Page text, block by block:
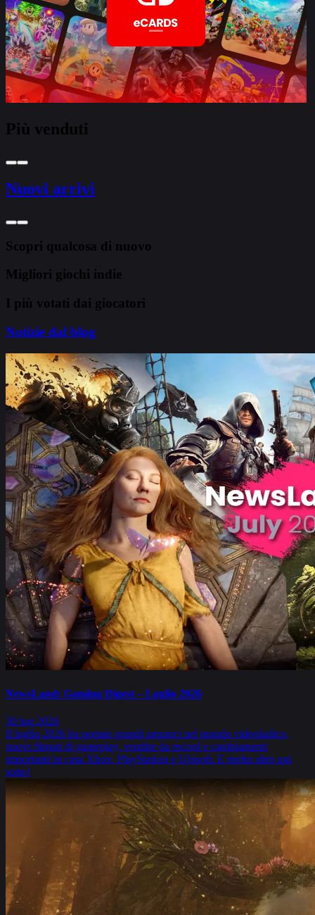
Più venduti
Nuovi arrivi
Scopri qualcosa di nuovo
Migliori giochi indie
I più votati dai giocatori
Notizie dal blog
NewsLand: Gaming Digest – Luglio 2026
30 lug 2026
Il luglio 2026 ha portato grandi annunci nel mondo videoludico,
nuovi filmati di gameplay, vendite da record e cambiamenti
importanti in casa Xbox, PlayStation e Ubisoft. E molto altro qui
sotto!